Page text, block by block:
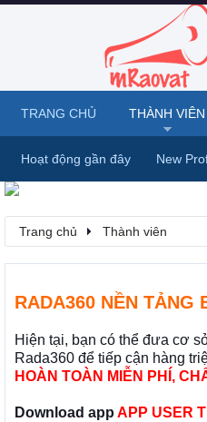
Trang chủ Thành viên
RADA360 NỀN TẢNG
Hiện tại, bạn có thể đưa cơ
Rada360 để tiếp cận hàng
HOÀN TOÀN MIỄN PHÍ,
Download app APP USER
TRANG CHỦ THÀNH VIÊN
Hoạt động gần đây New